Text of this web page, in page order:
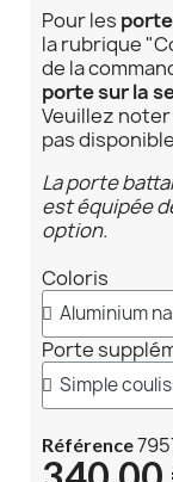
Pour les
la rubrique
de la
porte sur la
Veuillez
pas
La porte
est équipée
option.
Coloris
Porte
Référence